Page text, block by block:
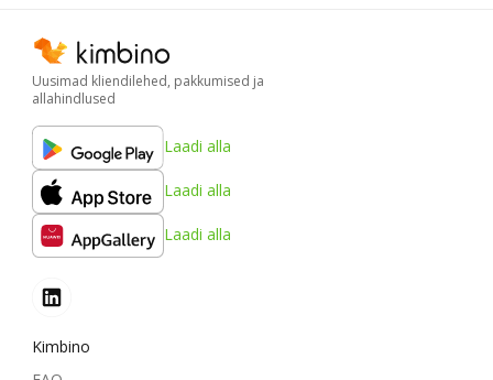
Uusimad kliendilehed, pakkumised ja
allahindlused
Laadi alla
Laadi alla
Laadi alla
Kimbino